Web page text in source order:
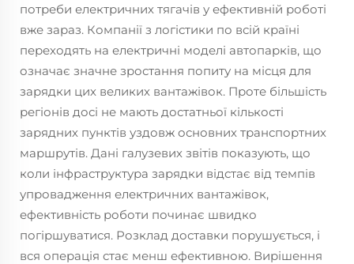
потреби електричних тягачів у ефективній роботі
вже зараз. Компанії з логістики по всій країні
переходять на електричні моделі автопарків, що
означає значне зростання попиту на місця для
зарядки цих великих вантажівок. Проте більшість
регіонів досі не мають достатньої кількості
зарядних пунктів уздовж основних транспортних
маршрутів. Дані галузевих звітів показують, що
коли інфраструктура зарядки відстає від темпів
упровадження електричних вантажівок,
ефективність роботи починає швидко
погіршуватися. Розклад доставки порушується, і
вся операція стає менш ефективною. Вирішення